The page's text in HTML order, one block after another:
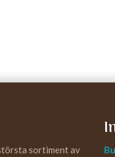
sortiment av